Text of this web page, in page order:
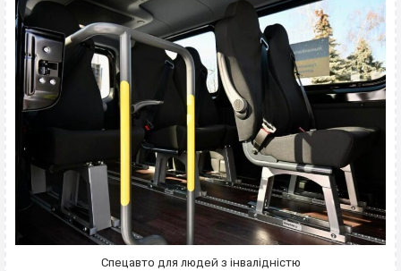
Спецавто для людей з інвалідністю